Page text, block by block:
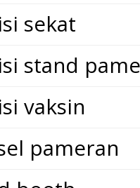
sekat
stand
vaksin
pameran